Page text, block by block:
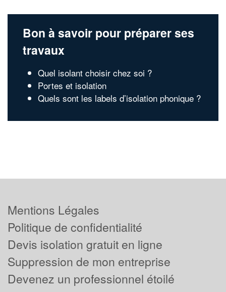
Bon à savoir pour préparer ses
travaux
Quel isolant choisir chez soi ?
Portes et isolation
Quels sont les labels d’isolation phonique ?
Mentions Légales
Politique de confidentialité
Devis isolation gratuit en ligne
Suppression de mon entreprise
Devenez un professionnel étoilé